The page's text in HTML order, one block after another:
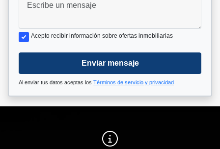
Acepto recibir información sobre ofertas inmobiliarias
Enviar mensaje
Al enviar tus datos aceptas los Términos de servicio y privacidad